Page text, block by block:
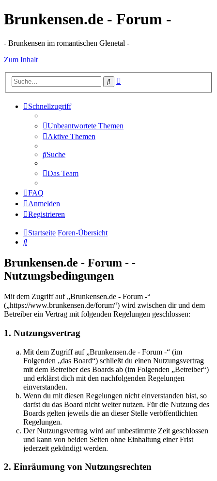
Brunkensen.de - Forum -
- Brunkensen im romantischen Glenetal -
Zum Inhalt
Suche
Schnellzugriff
Unbeantwortete Themen
Aktive Themen
Suche
Das Team
FAQ
Anmelden
Registrieren
Startseite Foren-Übersicht
Suche
Brunkensen.de - Forum - -
Nutzungsbedingungen
Mit dem Zugriff auf „Brunkensen.de - Forum -“
(„https://www.brunkensen.de/forum“) wird zwischen dir und dem
Betreiber ein Vertrag mit folgenden Regelungen geschlossen:
1. Nutzungsvertrag
Mit dem Zugriff auf „Brunkensen.de - Forum -“ (im
Folgenden „das Board“) schließt du einen Nutzungsvertrag
mit dem Betreiber des Boards ab (im Folgenden „Betreiber“)
und erklärst dich mit den nachfolgenden Regelungen
einverstanden.
Wenn du mit diesen Regelungen nicht einverstanden bist, so
darfst du das Board nicht weiter nutzen. Für die Nutzung des
Boards gelten jeweils die an dieser Stelle veröffentlichten
Regelungen.
Der Nutzungsvertrag wird auf unbestimmte Zeit geschlossen
und kann von beiden Seiten ohne Einhaltung einer Frist
jederzeit gekündigt werden.
2. Einräumung von Nutzungsrechten